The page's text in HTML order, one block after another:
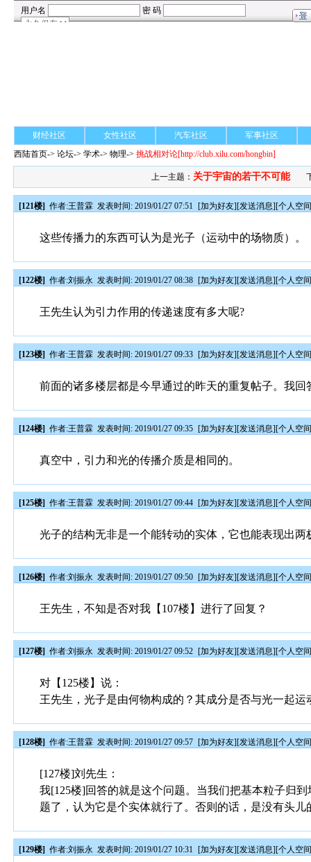
财经社区 女性社区 汽车社区
军事社区
西陆首页->论坛->学术-> 物理->挑战相对论[http://club.xilu.com/hongbin]
上一主题： 关于宇宙的若干不可能
[121楼] 作者:王普霖 发表时间: 2019/01/27 07:51 [加为好友][发送消息][个人空
这些传播力的东西可认为是光子（运动中的场物质）。
[122楼] 作者:刘振永 发表时间: 2019/01/27 08:38 [加为好友][发送消息][个人空
王先生认为引力作用的传递速度有多大呢?
[123楼] 作者:王普霖 发表时间: 2019/01/27 09:33 [加为好友][发送消息][个人空
前面的诸多楼层都是今早通过的昨天的重复帖子。我
[124楼] 作者:王普霖 发表时间: 2019/01/27 09:35 [加为好友][发送消息][个人空
真空中，引力和光的传播介质是相同的。
[125楼] 作者:王普霖 发表时间: 2019/01/27 09:44 [加为好友][发送消息][个人空
光子的结构无非是一个能转动的实体，它也能表现出两
[126楼] 作者:刘振永 发表时间: 2019/01/27 09:50 [加为好友][发送消息][个人空
王先生，不知是否对我【107楼】进行了回复？
[127楼] 作者:刘振永 发表时间: 2019/01/27 09:52 [加为好友][发送消息][个人空
对【125楼】说：
王先生，光子是由何物构成的？其成分是否与光一起运
[128楼] 作者:王普霖 发表时间: 2019/01/27 09:57 [加为好友][发送消息][个人空
[127楼]刘先生：
我[125楼]回答的就是这个问题。当我们把基本粒子归
题了，认为它是个实体就行了。否则的话，是没有头儿
[129楼] 作者:刘振永 发表时间: 2019/01/27 10:31 [加为好友][发送消息][个人空